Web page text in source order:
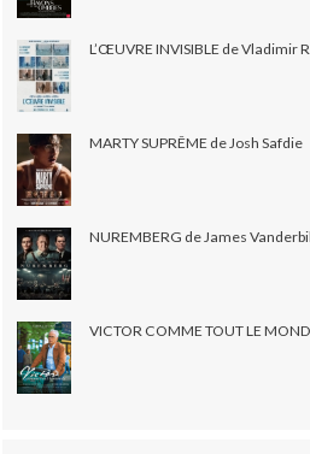
L’ŒUVRE INVISIBLE de Vladimir
MARTY SUPRÊME de Josh Safdie
NUREMBERG de James
VICTOR COMME TOUT LE